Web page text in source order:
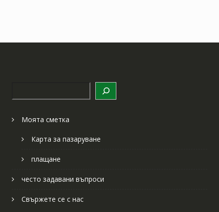
Моята сметка
Карта за пазаруване
плащане
често задавани въпроси
Свържете се с нас